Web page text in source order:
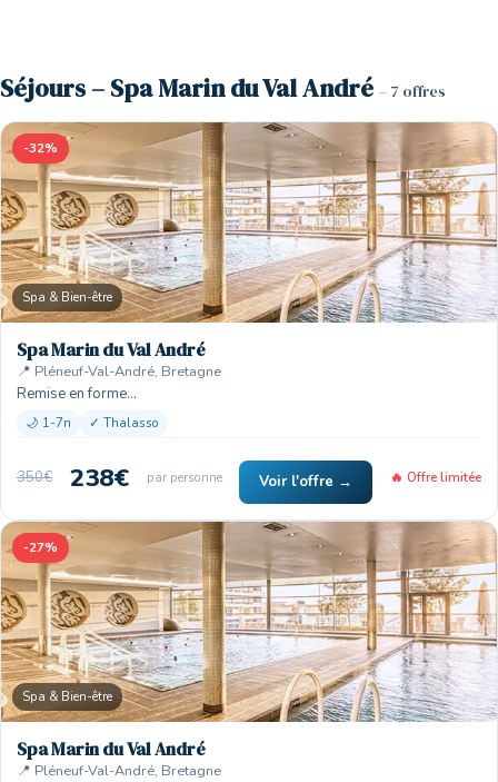
Séjours – Spa Marin du Val André – 7 offres
-32%
Spa & Bien-être
Spa Marin du Val André
📍 Pléneuf-Val-André, Bretagne
Remise en forme…
🌙 1-7n ✓ Thalasso
350€ 238€ par personne Voir l'offre → 🔥 Offre limitée
-27%
Spa & Bien-être
Spa Marin du Val André
📍 Pléneuf-Val-André, Bretagne